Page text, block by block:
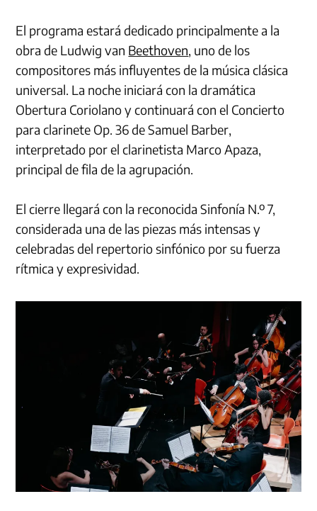
El programa estará dedicado principalmente a la
obra de Ludwig van Beethoven, uno de los
compositores más influyentes de la música clásica
universal. La noche iniciará con la dramática
Obertura Coriolano y continuará con el Concierto
para clarinete Op. 36 de Samuel Barber,
interpretado por el clarinetista Marco Apaza,
principal de fila de la agrupación.
El cierre llegará con la reconocida Sinfonía N.º 7,
considerada una de las piezas más intensas y
celebradas del repertorio sinfónico por su fuerza
rítmica y expresividad.